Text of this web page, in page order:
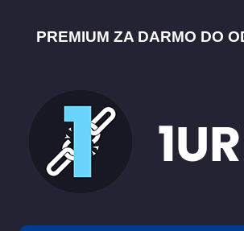
PREMIUM ZA DARMO DO